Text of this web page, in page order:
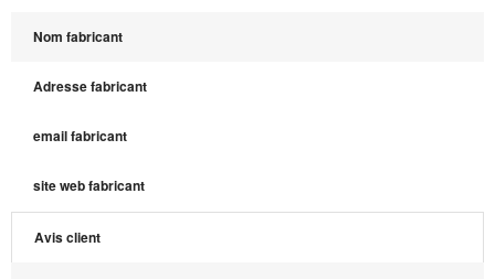
Nom fabricant
Adresse fabricant
email fabricant
site web fabricant
Avis client